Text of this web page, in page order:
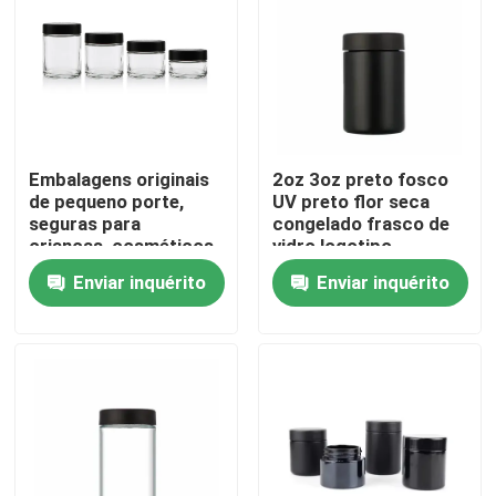
Sobre nós
Controle da qualidade
Contacte-nos
Peça umas citações
Frascos de vidro do concentrado
Embalagens originais
de pequeno porte,
seguras para
crianças, cosméticos,
recipientes de vidro
com tampa, por
grosso
Enviar inquérito
2oz 3oz preto fosco
UV preto flor seca
congelado frasco de
vidro logotipo
personalizado à prova
de cheiro prova de
criança segurança
Enviar inquérito